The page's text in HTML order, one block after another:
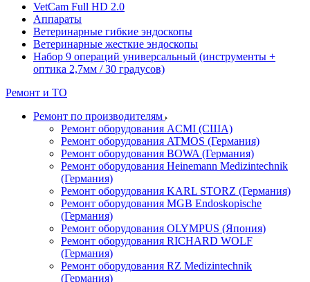
VetCam Full HD 2.0
Аппараты
Ветеринарные гибкие эндоскопы
Ветеринарные жесткие эндоскопы
Набор 9 операций универсальный (инструменты +
оптика 2,7мм / 30 градусов)
Ремонт и ТО
Ремонт по производителям
Ремонт оборудования ACMI (США)
Ремонт оборудования ATMOS (Германия)
Ремонт оборудования BOWA (Германия)
Ремонт оборудования Heinemann Medizintechnik
(Германия)
Ремонт оборудования KARL STORZ (Германия)
Ремонт оборудования MGB Endoskopische
(Германия)
Ремонт оборудования OLYMPUS (Япония)
Ремонт оборудования RICHARD WOLF
(Германия)
Ремонт оборудования RZ Medizintechnik
(Германия)